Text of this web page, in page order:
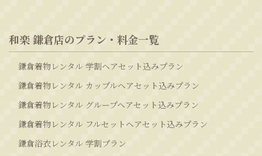
和楽 鎌倉店のプラン・料金一覧
鎌倉着物レンタル 学割ヘアセット込みプラン
鎌倉着物レンタル カップルヘアセット込みプラン
鎌倉着物レンタル グループヘアセット込みプラン
鎌倉着物レンタル フルセットヘアセット込みプラン
鎌倉浴衣レンタル 学割プラン